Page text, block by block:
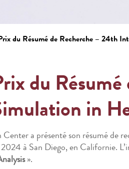
du Résumé de Recherche – 24th
du
in
a présenté son résumé de
à San Diego, en Californie.
».